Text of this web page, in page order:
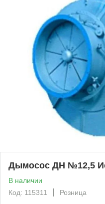
Дымосос ДН №12,5
В наличии
Код: 115311
Розница